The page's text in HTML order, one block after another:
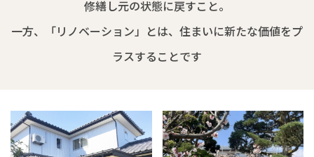
修繕し元の状態に戻すこと。
一方、「リノベーション」とは、住まいに新たな価値をプ
ラスすることです